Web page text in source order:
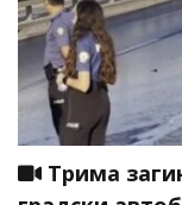
Трима